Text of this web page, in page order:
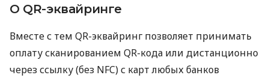
О QR-эквайринге
Вместе с тем QR-эквайринг позволяет принимать
оплату сканированием QR-кода или дистанционно
через ссылку (без NFC) с карт любых банков